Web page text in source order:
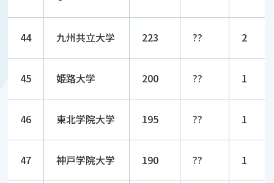
44 九州共立大学 223 ?? 2
45 姫路大学 200 ?? 1
46 東北学院大学 195 ?? 1
47 神戸学院大学 190 ?? 1